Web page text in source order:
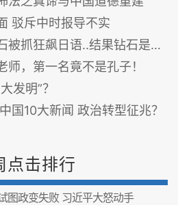
驳斥中时报导不实
语..结果钻石是假的！新闻...也不是真的...
师，第一名竟不是孔子！
发明”？
国10大新闻 政治转型征兆？
点击排行
图政变失败 习近平大怒动手